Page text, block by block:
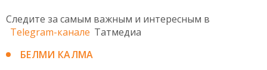
Следите за самым важным и интересным в
Telegram-канале Татмедиа
БЕЛМИ КАЛМА